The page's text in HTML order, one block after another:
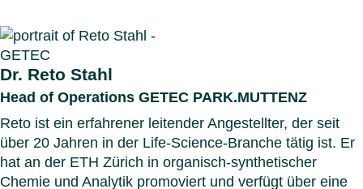
Dr. Reto Stahl
Head of Operations GETEC PARK.MUTTENZ
Reto ist ein erfahrener leitender Angestellter, der seit
über 20 Jahren in der Life-Science-Branche tätig ist. Er
hat an der ETH Zürich in organisch-synthetischer
Chemie und Analytik promoviert und verfügt über eine